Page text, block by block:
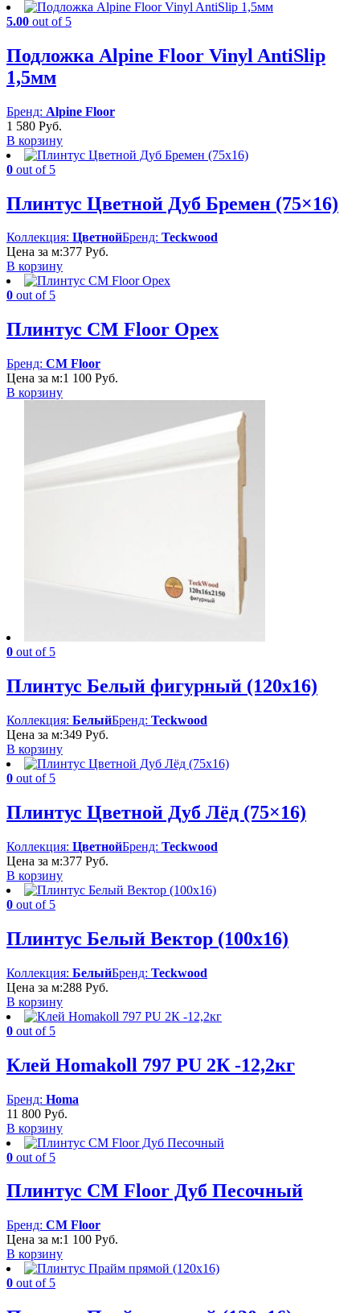
5.00 out of 5
Подложка Alpine Floor Vinyl AntiSlip
1,5мм
Бренд: Alpine Floor
1 580 Руб.
В корзину
0 out of 5
Плинтус Цветной Дуб Бремен (75×16)
Коллекция: ЦветнойБренд: Teckwood
Цена за м:377 Руб.
В корзину
0 out of 5
Плинтус CM Floor Орех
Бренд: CM Floor
Цена за м:1 100 Руб.
В корзину
0 out of 5
Плинтус Белый фигурный (120х16)
Коллекция: БелыйБренд: Teckwood
Цена за м:349 Руб.
В корзину
0 out of 5
Плинтус Цветной Дуб Лёд (75×16)
Коллекция: ЦветнойБренд: Teckwood
Цена за м:377 Руб.
В корзину
0 out of 5
Плинтус Белый Вектор (100х16)
Коллекция: БелыйБренд: Teckwood
Цена за м:288 Руб.
В корзину
0 out of 5
Клей Homakoll 797 PU 2К -12,2кг
Бренд: Homa
11 800 Руб.
В корзину
0 out of 5
Плинтус CM Floor Дуб Песочный
Бренд: CM Floor
Цена за м:1 100 Руб.
В корзину
0 out of 5